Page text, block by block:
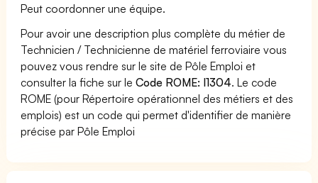
Peut coordonner une équipe.
Pour avoir une description plus complète du métier de
Technicien / Technicienne de matériel ferroviaire vous
pouvez vous rendre sur le site de Pôle Emploi et
consulter la fiche sur leCode ROME: I1304. Le code
ROME (pour Répertoire opérationnel des métiers et des
emplois) est un code qui permet d'identifier de manière
précise par Pôle Emploi